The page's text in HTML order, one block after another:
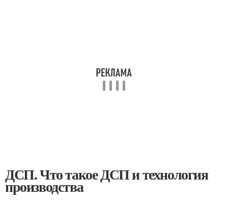
ДСП. Что такое ДСП и технология
производства